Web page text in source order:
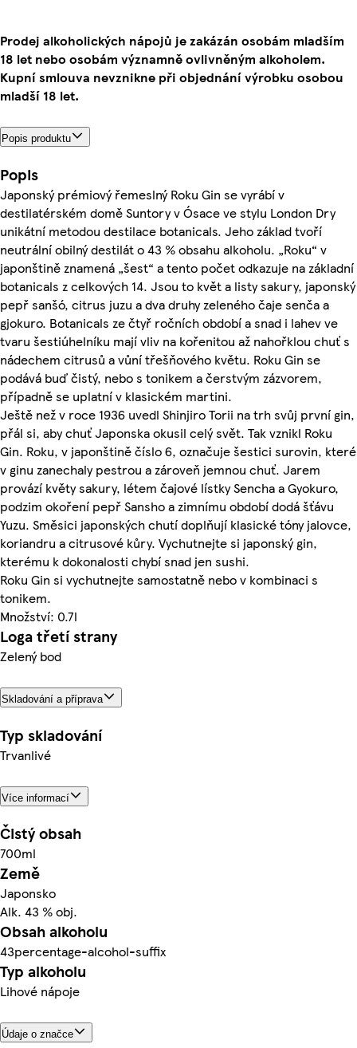
Prodej alkoholických nápojů je zakázán osobám mladším
18 let nebo osobám významně ovlivněným alkoholem.
Kupní smlouva nevznikne při objednání výrobku osobou
mladší 18 let.
Popis produktu
Popis
Japonský prémiový řemeslný Roku Gin se vyrábí v
destilatérském domě Suntory v Ósace ve stylu London Dry
unikátní metodou destilace botanicals. Jeho základ tvoří
neutrální obilný destilát o 43 % obsahu alkoholu. „Roku“ v
japonštině znamená „šest“ a tento počet odkazuje na základní
botanicals z celkových 14. Jsou to květ a listy sakury, japonský
pepř sanšó, citrus juzu a dva druhy zeleného čaje senča a
gjokuro. Botanicals ze čtyř ročních období a snad i lahev ve
tvaru šestiúhelníku mají vliv na kořenitou až nahořklou chuť s
nádechem citrusů a vůní třešňového květu. Roku Gin se
podává buď čistý, nebo s tonikem a čerstvým zázvorem,
případně se uplatní v klasickém martini.
Ještě než v roce 1936 uvedl Shinjiro Torii na trh svůj první gin,
přál si, aby chuť Japonska okusil celý svět. Tak vznikl Roku
Gin. Roku, v japonštině číslo 6, označuje šestici surovin, které
v ginu zanechaly pestrou a zároveň jemnou chuť. Jarem
provází květy sakury, létem čajové lístky Sencha a Gyokuro,
podzim okoření pepř Sansho a zimnímu období dodá šťávu
Yuzu. Směsici japonských chutí doplňují klasické tóny jalovce,
koriandru a citrusové kůry. Vychutnejte si japonský gin,
kterému k dokonalosti chybí snad jen sushi.
Roku Gin si vychutnejte samostatně nebo v kombinaci s
tonikem.
Množství: 0.7l
Loga třetí strany
Zelený bod
Skladování a příprava
Typ skladování
Trvanlivé
Více informací
Čistý obsah
700ml
Země
Japonsko
Alk. 43 % obj.
Obsah alkoholu
43percentage-alcohol-suffix
Typ alkoholu
Lihové nápoje
Údaje o značce